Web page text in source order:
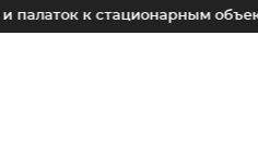
объектам торговли